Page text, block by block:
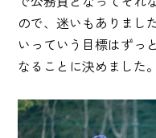
ので、迷いもありまし
いっていう目標はずっ
なることに決めました。